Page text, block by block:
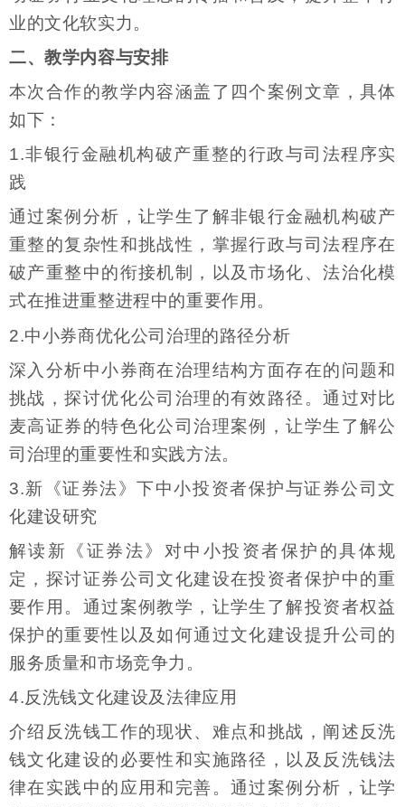
业的文化软实力。
二、教学内容与安排
本次合作的教学内容涵盖了四个案例文章，具体
如下：
1.非银行金融机构破产重整的行政与司法程序实
践
通过案例分析，让学生了解非银行金融机构破产
重整的复杂性和挑战性，掌握行政与司法程序在
破产重整中的衔接机制，以及市场化、法治化模
式在推进重整进程中的重要作用。
2.中小券商优化公司治理的路径分析
深入分析中小券商在治理结构方面存在的问题和
挑战，探讨优化公司治理的有效路径。通过对比
麦高证券的特色化公司治理案例，让学生了解公
司治理的重要性和实践方法。
3.新《证券法》下中小投资者保护与证券公司文
化建设研究
解读新《证券法》对中小投资者保护的具体规
定，探讨证券公司文化建设在投资者保护中的重
要作用。通过案例教学，让学生了解投资者权益
保护的重要性以及如何通过文化建设提升公司的
服务质量和市场竞争力。
4.反洗钱文化建设及法律应用
介绍反洗钱工作的现状、难点和挑战，阐述反洗
钱文化建设的必要性和实施路径，以及反洗钱法
律在实践中的应用和完善。通过案例分析，让学